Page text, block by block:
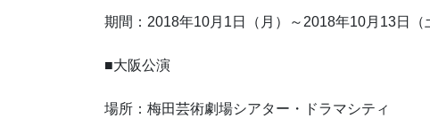
期間：2018年10月1日（月）～2018年10月13日（
■大阪公演
場所：梅田芸術劇場シアター・ドラマシティ